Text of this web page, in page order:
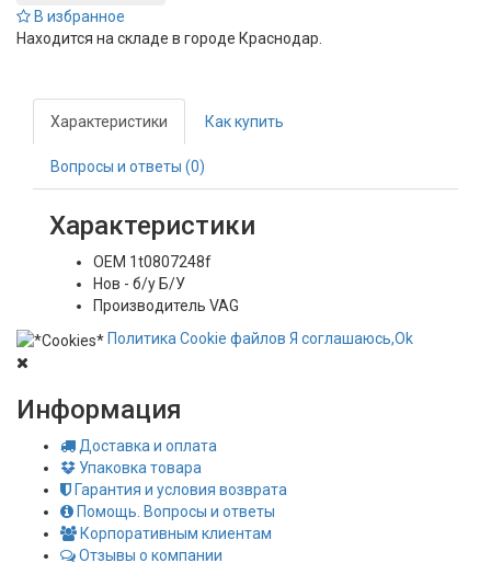
В избранное
Находится на складе в городе Краснодар.
Характеристики Как купить
Вопросы и ответы (0)
Характеристики
OEM 1t0807248f
Нов - б/у Б/У
Производитель VAG
ПолитикаСookie файлов Я соглашаюсь,Ok
Информация
Доставка и оплата
Упаковка товара
Гарантия и условия возврата
Помощь. Вопросы и ответы
Корпоративным клиентам
Отзывы о компании